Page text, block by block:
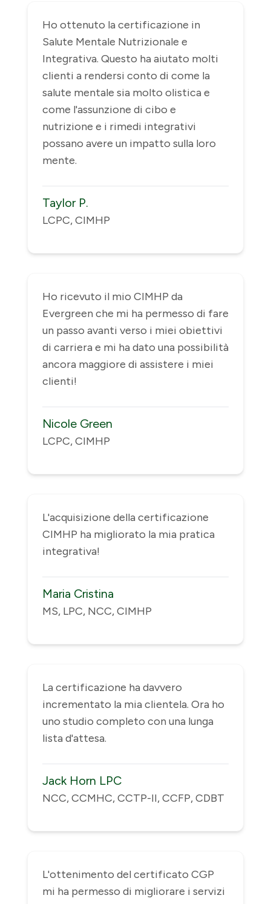
Ho ottenuto la certificazione in
Salute Mentale Nutrizionale e
Integrativa. Questo ha aiutato molti
clienti a rendersi conto di come la
salute mentale sia molto olistica e
come l'assunzione di cibo e
nutrizione e i rimedi integrativi
possano avere un impatto sulla loro
mente.
Taylor P.
LCPC, CIMHP
Ho ricevuto il mio CIMHP da
Evergreen che mi ha permesso di fare
un passo avanti verso i miei obiettivi
di carriera e mi ha dato una possibilità
ancora maggiore di assistere i miei
clienti!
Nicole Green
LCPC, CIMHP
L'acquisizione della certificazione
CIMHP ha migliorato la mia pratica
integrativa!
Maria Cristina
MS, LPC, NCC, CIMHP
La certificazione ha davvero
incrementato la mia clientela. Ora ho
uno studio completo con una lunga
lista d'attesa.
Jack Horn LPC
NCC, CCMHC, CCTP-II, CCFP, CDBT
L'ottenimento del certificato CGP
mi ha permesso di migliorare i servizi